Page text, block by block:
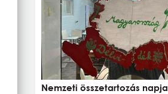
Nemzeti összetartozás napja